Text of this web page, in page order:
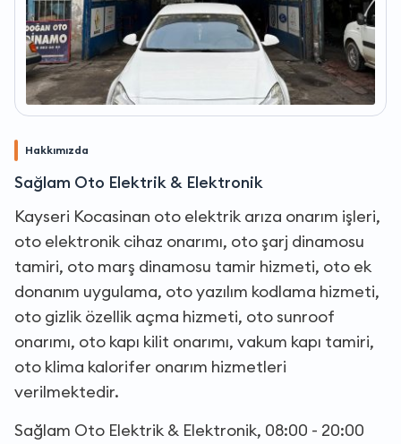
Hakkımızda
Sağlam Oto Elektrik & Elektronik
Kayseri Kocasinan oto elektrik arıza onarım işleri,
oto elektronik cihaz onarımı, oto şarj dinamosu
tamiri, oto marş dinamosu tamir hizmeti, oto ek
donanım uygulama, oto yazılım kodlama hizmeti,
oto gizlik özellik açma hizmeti, oto sunroof
onarımı, oto kapı kilit onarımı, vakum kapı tamiri,
oto klima kalorifer onarım hizmetleri
verilmektedir.
Sağlam Oto Elektrik & Elektronik, 08:00 - 20:00